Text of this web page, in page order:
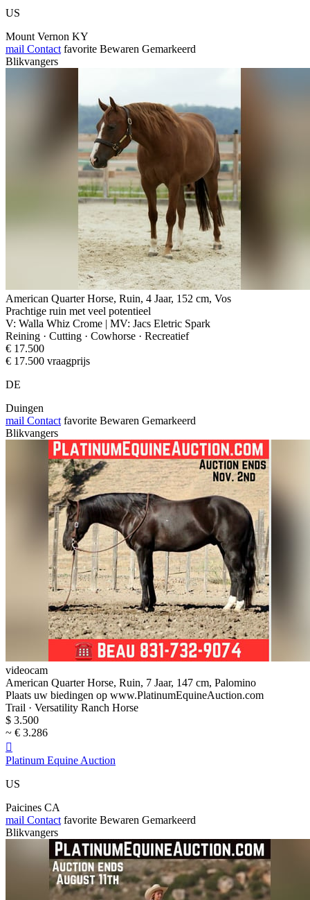
US
Mount Vernon KY
mail Contact favorite Bewaren Gemarkeerd
Blikvangers
American Quarter Horse, Ruin, 4 Jaar, 152 cm, Vos
Prachtige ruin met veel potentieel
V: Walla Whiz Crome | MV: Jacs Eletric Spark
Reining · Cutting · Cowhorse · Recreatief
€ 17.500
€ 17.500 vraagprijs
DE
Duingen
mail Contact favorite Bewaren Gemarkeerd
Blikvangers
videocam
American Quarter Horse, Ruin, 7 Jaar, 147 cm, Palomino
Plaats uw biedingen op www.PlatinumEquineAuction.com
Trail · Versatility Ranch Horse
$ 3.500
~ € 3.286

Platinum Equine Auction
US
Paicines CA
mail Contact favorite Bewaren Gemarkeerd
Blikvangers